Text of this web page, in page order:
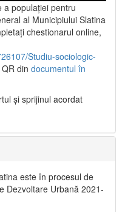
a populaţiei pentru
al Municipiului Slatina
chestionarul online,
Studiu-sociologic-
din documentul în
şi sprijinul acordat
este în procesul de
Dezvoltare Urbană 2021‐